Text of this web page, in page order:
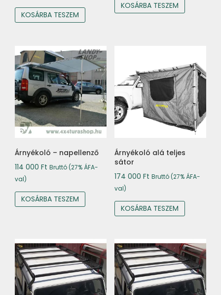
was:
459
KOSÁRBA TESZEM
KOSÁRBA TESZEM
Árnyékoló – napellenző
114 000 Ft Bruttó (27% ÁFA-
val)
KOSÁRBA TESZEM
Árnyékoló alá teljes
sátor
174 000 Ft Bruttó (27% ÁFA-
val)
KOSÁRBA TESZEM